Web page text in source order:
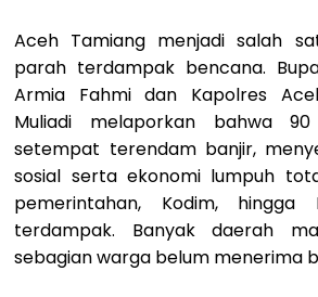
Aceh Tamiang menjadi salah
parah terdampak bencana.
Armia Fahmi dan Kapolres
Muliadi melaporkan bahwa
setempat terendam banjir,
sosial serta ekonomi lumpuh
pemerintahan, Kodim,
terdampak. Banyak daerah
sebagian warga belum menerima